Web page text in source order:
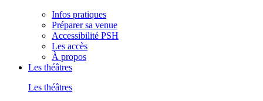
Infos pratiques
Préparer sa venue
Accessibilité PSH
Les accès
À propos
Les théâtres
Les théâtres